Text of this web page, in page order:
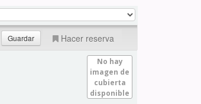
Hacer reserva
No hay
imagen de
cubierta
disponible